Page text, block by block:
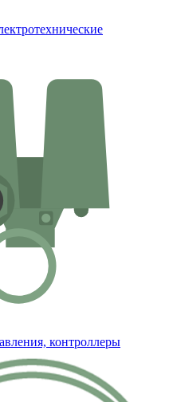
контроллеры